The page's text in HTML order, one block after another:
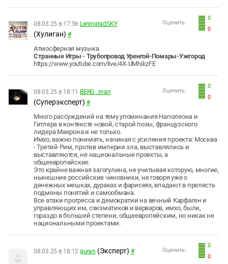
0
0
Оценить:
08.03.25 в 17:56 LeningradSKY
(Хулиган) #
Атмосферная музыка
Странные Игры - Трубопровод Уренгой-Помары-Ужгород
https://www.youtube.com/live/4X-UMhikzFE
0
0
Оценить:
08.03.25 в 18:11 BERG...man
(Суперэксперт) #
Много рассуждений на тему упоминания Наполеона и
Гитлера в контексте новой, старой позы, французского
лидера Макрона и не только.
Имхо, важно понимать, начиная с усиления проекта: Москва
- Третий Рим, против империи зла, выставлялись и
выставляются, не национальные проекты, а
общеевропейские.
Это крайне важная загогулина, не учитывая которую, многие,
нынешние российские чиновники, не говоря уже о
денежных мешках, дураках и фарисеях, впадают в прелесть
подмены понятий и самообмана.
Все атаки прогресса и демократии на вечный Карфаген и
управляющих им, схизматиков и варваров, имхо, были,
гораздо в большей степени, общеевропейским, но никак не
национальными проектами.
0
0
Оценить:
08.03.25 в 18:12 guran (Эксперт) #